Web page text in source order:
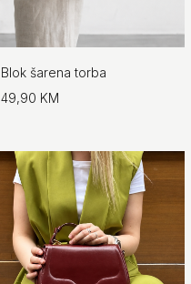
Blok šarena torba
49,90 KM